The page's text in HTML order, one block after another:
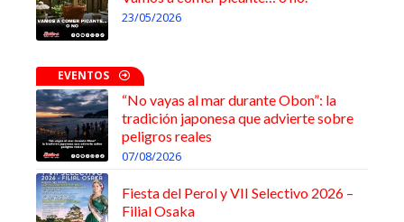
23/05/2026
EVENTOS
“No vayas al mar durante Obon”: la
tradición japonesa que advierte sobre
peligros reales
07/08/2026
Fiesta del Perol y VII Selectivo 2026 –
Filial Osaka